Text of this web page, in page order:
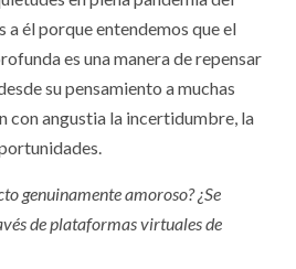
él porque entendemos que el
es una manera de repensar
su pensamiento a muchas
con angustia la incertidumbre, la
genuinamente amoroso? ¿Se
de plataformas virtuales de